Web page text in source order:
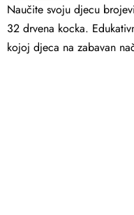
Naučite svoju djecu
32 drvena kocka.
kojoj djeca na zabavan